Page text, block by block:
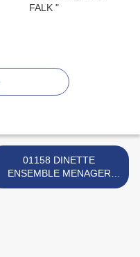
01158 DINETTE
ENSEMBLE MENAGER
MARQUE INCONNUE >